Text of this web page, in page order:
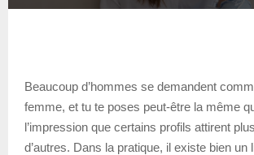
Beaucoup d’hommes se demandent
femme, et tu te poses peut-être la même
l’impression que certains profils attirent
d’autres. Dans la pratique, il existe bien un